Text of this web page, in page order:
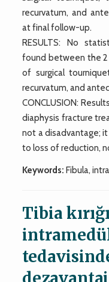
recurvatum, and
at final follow-up.
RESULTS: No
found between the 2
of surgical
recurvatum, and
CONCLUSION:
diaphysis fracture
not a disadvantage;
to loss of reduction,
Keywords: Fibula,
Tibia
dezavantaj